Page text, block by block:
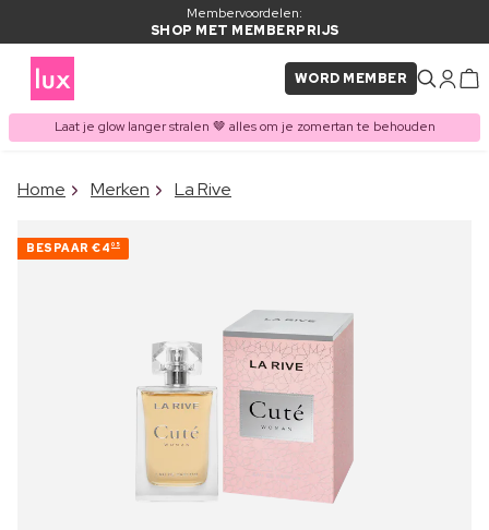
Membervoordelen:
SHOP MET MEMBERPRIJS
WORD MEMBER
Laat je glow langer stralen 🤎 alles om je zomertan te behouden
ITEM TOEGEVOEGD AAN
Home Merken La Rive
BESPAAR €4 05